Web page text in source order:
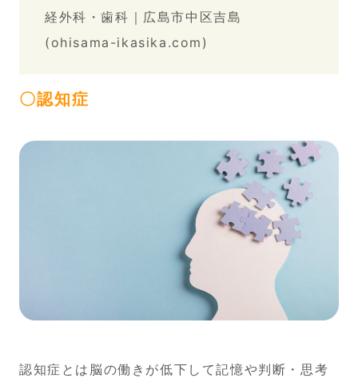
経外科・歯科｜広島市中区吉島
(ohisama-ikasika.com)
〇認知症
認知症とは脳の働きが低下して記憶や判断・思考